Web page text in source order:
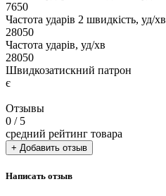
7650
Частота ударів 2 швидкість, уд/хв
28050
Частота ударів, уд/хв
28050
Швидкозатискний патрон
є
Отзывы
0 / 5
средний рейтинг товара
+ Добавить отзыв
Написать отзыв